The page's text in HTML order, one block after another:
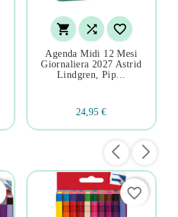
  
Agenda Midi 12 Mesi
Giornaliera 2027 Astrid
Lindgren, Pip...
24,95 €
favorite_border